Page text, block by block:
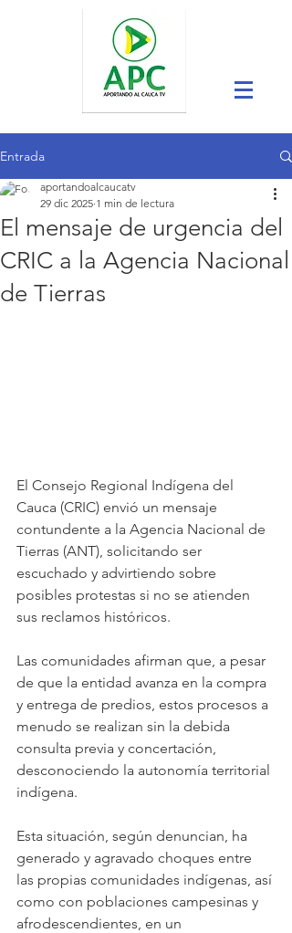
Entrada
El mensaje de urgencia del
CRIC a la Agencia Nacional
de Tierras
aportandoalcaucatv
29 dic 2025 1 min de lectura
El Consejo Regional Indígena del
Cauca (CRIC) envió un mensaje
contundente a la Agencia Nacional de
Tierras (ANT), solicitando ser
escuchado y advirtiendo sobre
posibles protestas si no se atienden
sus reclamos históricos.
Las comunidades afirman que, a pesar
de que la entidad avanza en la compra
y entrega de predios, estos procesos a
menudo se realizan sin la debida
consulta previa y concertación,
desconociendo la autonomía territorial
indígena.
Esta situación, según denuncian, ha
generado y agravado choques entre
las propias comunidades indígenas, así
como con poblaciones campesinas y
afrodescendientes, en un